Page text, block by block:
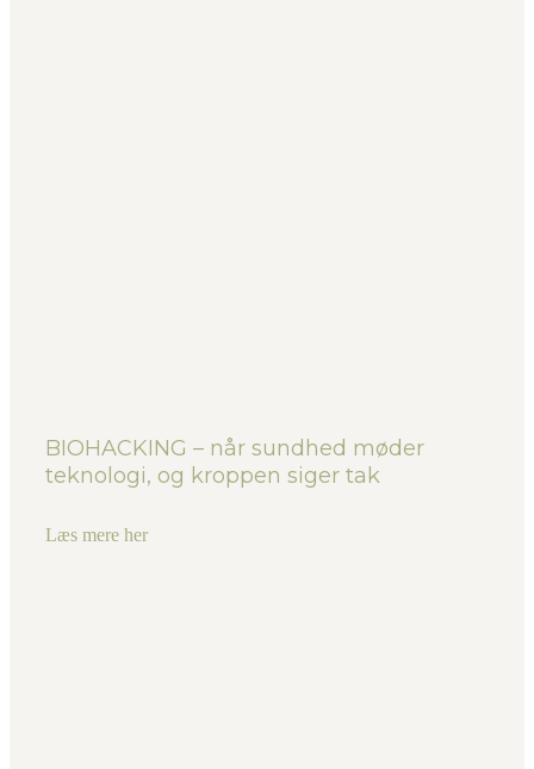
BIOHACKING – når sundhed møder
teknologi, og kroppen siger tak
Læs mere her